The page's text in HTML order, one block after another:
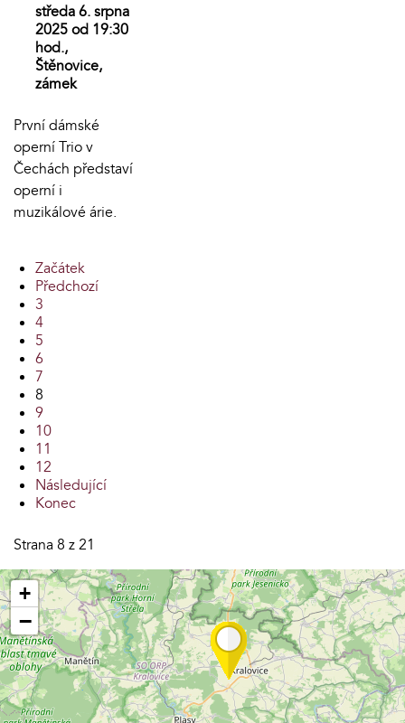
středa 6. srpna
2025 od 19:30
hod.,
Štěnovice,
zámek
První dámské
operní Trio v
Čechách představí
operní i
muzikálové árie.
Začátek
Předchozí
3
4
5
6
7
8
9
10
11
12
Následující
Konec
Strana 8 z 21
+
−